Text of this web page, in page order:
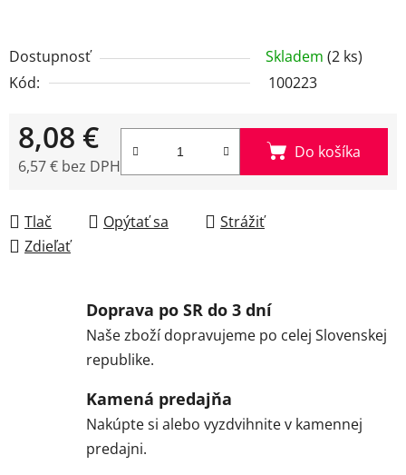
Dostupnosť Skladem (2 ks)
Kód:
100223
8,08 €
6,57 € bez DPH
Do košíka
Tlač Opýtať sa
Strážiť
Zdieľať
Doprava po SR do 3 dní
Naše zboží dopravujeme po celej Slovenskej
republike.
Kamená predajňa
Nakúpte si alebo vyzdvihnite v kamennej
predajni.